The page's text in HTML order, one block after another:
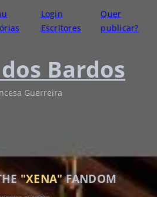
Login
Escritores
Quer
publicar?
Bardos
Guerreira
"XENA"FANDOM